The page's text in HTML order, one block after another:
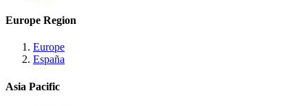
Europe Region
Europe
España
Asia Pacific